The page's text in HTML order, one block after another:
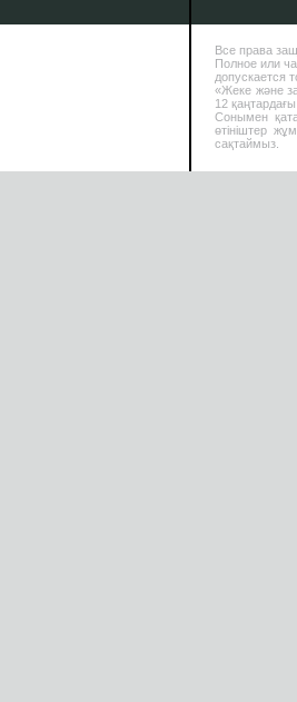
Все права
Полное или
допускается
«Жеке және
12
Сонымен
өтініштер
сақтаймыз.